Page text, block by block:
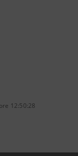
12:50:28